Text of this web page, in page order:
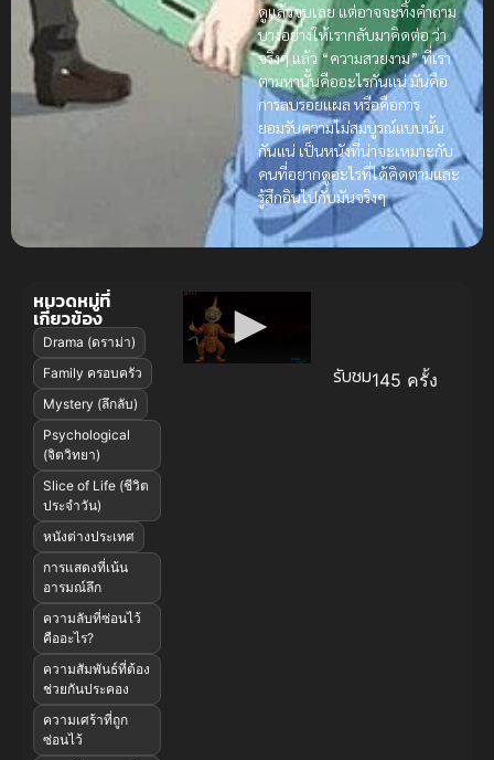
ดูแล้วจบเลย แต่อาจจะทิ้งคำถาม
บางอย่างให้เรากลับมาคิดต่อ ว่า
จริงๆ แล้ว “ความสวยงาม” ที่เรา
ตามหานั้นคืออะไรกันแน่ มันคือ
การลบรอยแผล หรือคือการ
ยอมรับความไม่สมบูรณ์แบบนั้น
กันแน่ เป็นหนังที่น่าจะเหมาะกับ
คนที่อยากดูอะไรที่ได้คิดตามและ
รู้สึกอินไปกับมันจริงๆ
รับชม145 ครั้ง
หมวดหมู่ที่
เกี่ยวข้อง
Drama (ดราม่า)
Family ครอบครัว
Mystery (ลึกลับ)
Psychological
(จิตวิทยา)
Slice of Life (ชีวิต
ประจำวัน)
หนังต่างประเทศ
การแสดงที่เน้น
อารมณ์ลึก
ความลับที่ซ่อนไว้
คืออะไร?
ความสัมพันธ์ที่ต้อง
ช่วยกันประคอง
ความเศร้าที่ถูก
ซ่อนไว้